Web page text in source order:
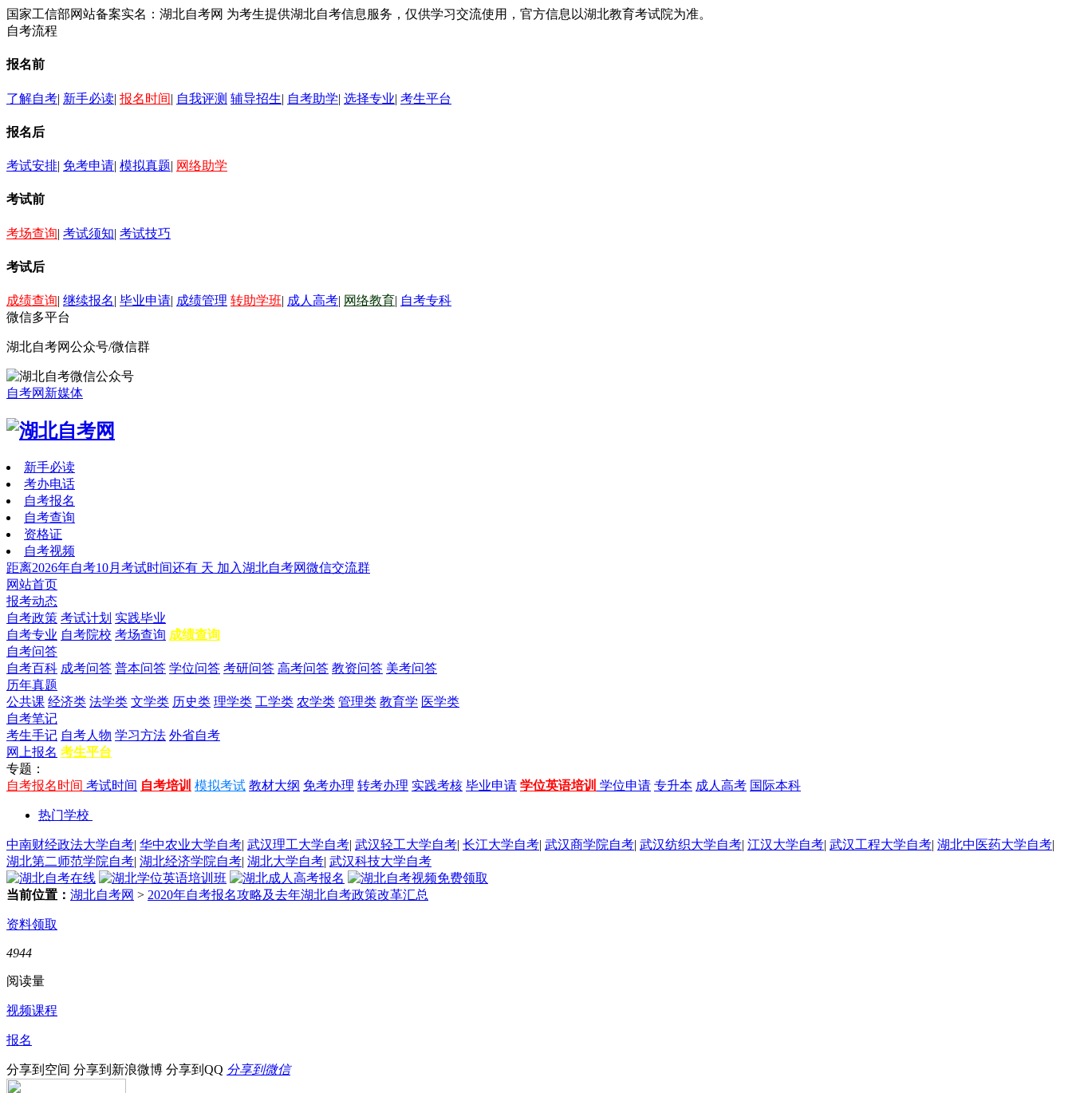
国家工信部网站备案实名：湖北自考网 为考生提供湖北自考信息服务，仅供学习交流使用，官方信息以湖北教育考试院为准。
自考流程
报名前
了解自考| 新手必读| 报名时间| 自我评测 辅导招生| 自考助学| 选择专业| 考生平台
报名后
考试安排| 免考申请| 模拟真题| 网络助学
考试前
考场查询| 考试须知| 考试技巧
考试后
成绩查询| 继续报名| 毕业申请| 成绩管理 转助学班| 成人高考| 网络教育| 自考专科
微信多平台
湖北自考网公众号/微信群
自考网新媒体
新手必读
考办电话
自考报名
自考查询
资格证
自考视频
距离2026年自考10月考试时间还有 天 加入湖北自考网微信交流群
网站首页
报考动态
自考政策 考试计划 实践毕业
自考专业 自考院校 考场查询 成绩查询
自考问答
自考百科 成考问答 普本问答 学位问答 考研问答 高考问答 教资问答 美考问答
历年真题
公共课 经济类 法学类 文学类 历史类 理学类 工学类 农学类 管理类 教育学 医学类
自考笔记
考生手记 自考人物 学习方法 外省自考
网上报名 考生平台
专题：
自考报名时间 考试时间 自考培训 模拟考试 教材大纲 免考办理 转考办理 实践考核 毕业申请 学位英语培训 学位申请 专升本 成人高考 国际本科
热门学校
中南财经政法大学自考| 华中农业大学自考| 武汉理工大学自考| 武汉轻工大学自考| 长江大学自考| 武汉商学院自考| 武汉纺织大学自考| 江汉大学自考| 武汉工程大学自考| 湖北中医药大学自考|
湖北第二师范学院自考| 湖北经济学院自考| 湖北大学自考| 武汉科技大学自考
当前位置： 湖北自考网 > 2020年自考报名攻略及去年湖北自考政策改革汇总
资料领取
4944
阅读量
视频课程
报名
分享到空间 分享到新浪微博 分享到QQ 分享到微信